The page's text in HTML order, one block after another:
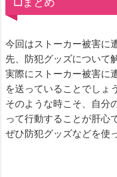
今回はストーカー被害に
先、防犯グッズについて
実際にストーカー被害に
を送っていることでしょう
そのような時こそ、自分
って行動することが肝心
ぜひ防犯グッズなどを使